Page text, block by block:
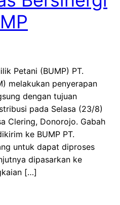
Petani (BUMP) PT.
melakukan penyerapan
dengan tujuan
pada Selasa (23/8)
Clering, Donorojo. Gabah
ke BUMP PT.
untuk dapat diproses
dipasarkan ke
[…]